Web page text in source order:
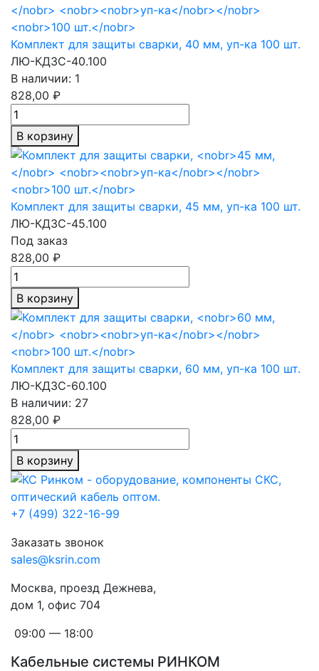
Комплект для защиты сварки, 40 мм, уп-ка 100 шт.
ЛЮ-КДЗС-40.100
В наличии: 1
828,00 ₽
В корзину
Комплект для защиты сварки, 45 мм, уп-ка 100 шт.
ЛЮ-КДЗС-45.100
Под заказ
828,00 ₽
В корзину
Комплект для защиты сварки, 60 мм, уп-ка 100 шт.
ЛЮ-КДЗС-60.100
В наличии: 27
828,00 ₽
В корзину
+7 (499) 322-16-99
Заказать звонок
sales@ksrin.com
Москва, проезд Дежнева,
дом 1, офис 704
09:00 — 18:00
Кабельные системы РИНКОМ